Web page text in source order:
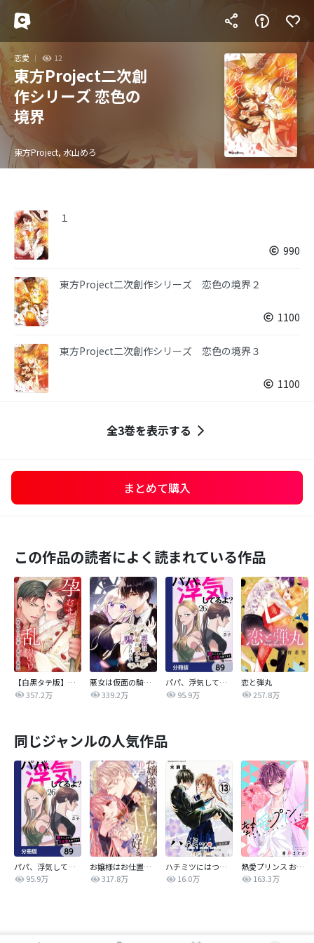
恋愛 12
東方Project二次創
作シリーズ 恋色の
境界
東方Project, 水山めろ
１
990
東方Project二次創作シリーズ 恋色の境界２
1100
東方Project二次創作シリーズ 恋色の境界３
1100
全3巻を表示する
まとめて購入
この作品の読者によく読まれている作品
【白黒タテ版】孕むまで乱れいけ～身代わり花嫁と軍服の猛愛
357.2万
悪女は仮面の騎士に騙されない
339.2万
パパ、浮気してるよ？娘と二人でクズ夫を捨てます【分冊版】
95.9万
恋と弾丸
257.8万
同じジャンルの人気作品
パパ、浮気してるよ？娘と二人でクズ夫を捨てます【分冊版】
95.9万
お嬢様はお仕置きが好き
317.8万
ハチミツにはつこい
16.0万
熱愛プリンス お兄ちゃんはキミが好き
163.3万